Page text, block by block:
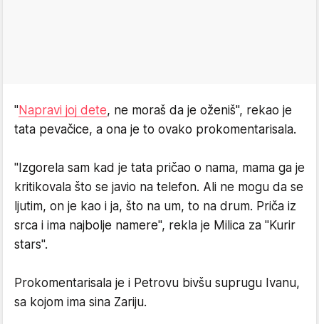
"Napravi joj dete, ne moraš da je oženiš", rekao je
tata pevačice, a ona je to ovako prokomentarisala.
"Izgorela sam kad je tata pričao o nama, mama ga je
kritikovala što se javio na telefon. Ali ne mogu da se
ljutim, on je kao i ja, što na um, to na drum. Priča iz
srca i ima najbolje namere", rekla je Milica za "Kurir
stars".
Prokomentarisala je i Petrovu bivšu suprugu Ivanu,
sa kojom ima sina Zariju.